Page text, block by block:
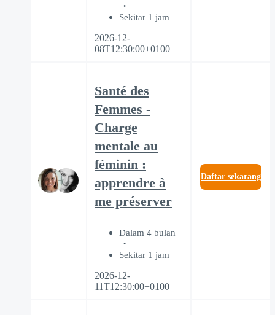
Sekitar 1 jam
2026-12-
08T12:30:00+0100
Santé des
Femmes -
Charge
mentale au
féminin :
apprendre à
me préserver
Dalam 4 bulan
Sekitar 1 jam
2026-12-
11T12:30:00+0100
Daftar sekarang